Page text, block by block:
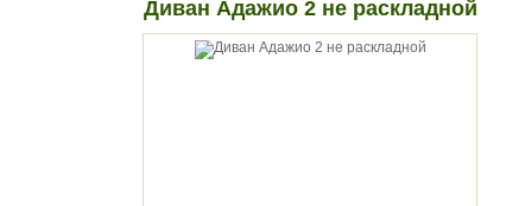
Диван Адажио 2 не раскладной